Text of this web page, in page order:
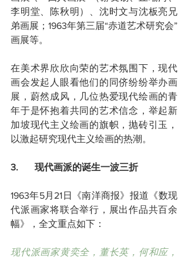
李明堂、陈秋明）、沈时文与沈板亮兄
弟画展；1963年第三届“赤道艺术研究会”
画展等。
在美术界欣欣向荣的艺术氛围下，现代
画会发起人眼看他们的同侪纷纷举办画
展，蔚然成风，几位热爱现代绘画的青
年于是怀抱着共同的艺术信念，举起新
加坡现代主义绘画的旗帜，抛砖引玉，
以激起研究现代主义绘画的热潮。
3.       现代画派的诞生一波三折
1963年5月21日《南洋商报》报道《数现
代派画家将联合举行，展出作品共百余
幅》，全文重点如下：
现代派画家黄奕全，董长英，何和应，